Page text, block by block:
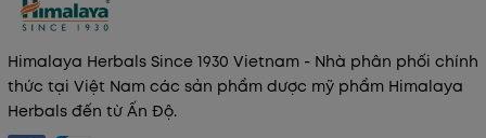
Himalaya Herbals Since 1930 Vietnam - Nhà phân phối chính
thức tại Việt Nam các sản phẩm dược mỹ phẩm Himalaya
Herbals đến từ Ấn Độ.